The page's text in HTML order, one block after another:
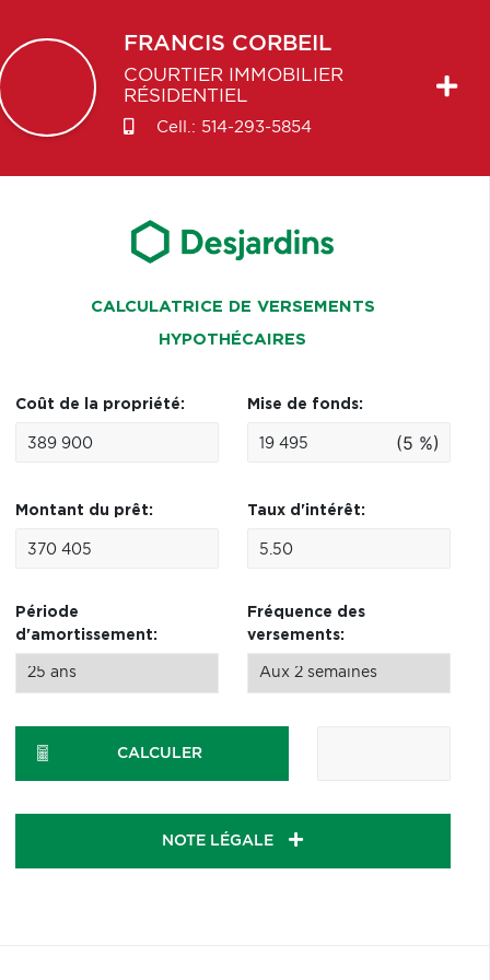
FRANCIS CORBEIL
COURTIER IMMOBILIER
RÉSIDENTIEL
Cell.: 514-293-5854
CALCULATRICE DE VERSEMENTS
HYPOTHÉCAIRES
Coût de la propriété: Mise de fonds:
(5 %)
Montant du prêt: Taux d'intérêt:
Période
d'amortissement:
Fréquence des
versements:
CALCULER
NOTE LÉGALE